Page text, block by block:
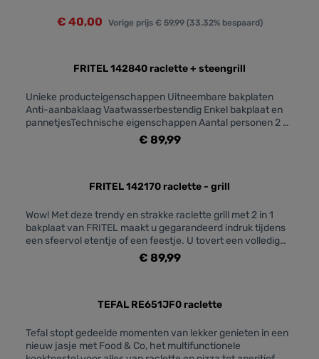
€ 40,00 Vorige prijs € 59,99 (33.32% bespaard)
FRITEL 142840 raclette + steengrill
Unieke producteigenschappen Uitneembare bakplaten
Anti-aanbaklaag Vaatwasserbestendig Enkel bakplaat en
pannetjesTechnische eigenschappen Aantal personen 2 -
8Vermogen (W) 1400Afmeting bakplaat bak- of
grilloppervlak (cm) 49,5 x 22,5Materiaal bakplaat Aluminium
€ 89,99
FRITEL 142170 raclette - grill
Wow! Met deze trendy en strakke raclette grill met 2 in 1
bakplaat van FRITEL maakt u gegarandeerd indruk tijdens
een sfeervol etentje of een feestje. U tovert een volledig
menu voor 10 personen op tafel en dit zonder uren in de
keuken te staan!Maak er bv. heerlijke witloofrolletjes of
grill/half teppanyaki plaat? Geen probleem! Door de 2 in 1
doen is de plaat omdraaien.Fritel, met Smaak bedacht
!Algemeen Aantal personen 10Elektrisch JaGebruik als
contactgrill NeeGebruik als tafelgrill JaSoort grill
€ 89,99
TEFAL RE651JF0 raclette
Tefal stopt gedeelde momenten van lekker genieten in een
nieuw jasje met Food & Co, het multifunctionele